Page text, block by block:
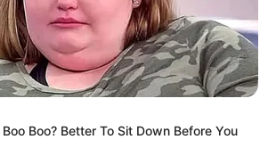
Európának fel kell készülnie a
Boo? Better To Sit Down Before You